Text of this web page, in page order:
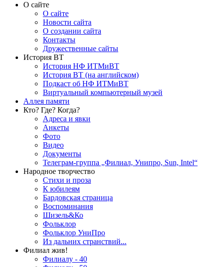
О сайте
О сайте
Новости сайта
О создании сайта
Контакты
Дружественные сайты
История ВТ
История НФ ИТМиВТ
История ВТ (на английском)
Подкаст об НФ ИТМиВТ
Виртуальный компьютерный музей
Аллея памяти
Кто? Где? Когда?
Адреса и явки
Анкеты
Фото
Видео
Документы
Телеграм-группа „Филиал, Унипро, Sun, Intel“
Народное творчество
Стихи и проза
К юбилеям
Бардовская страница
Воспоминания
Шизель&Ко
Фольклор
Фольклор УниПро
Из дальних странствий...
Филиал жив!
Филиалу - 40